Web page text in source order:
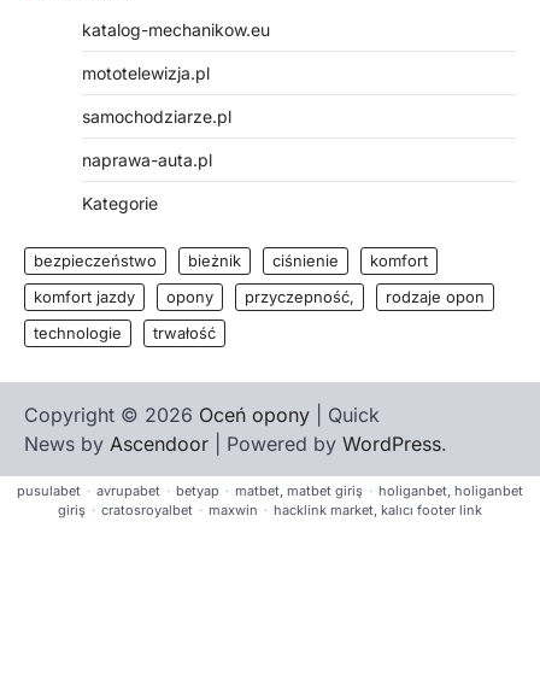
katalog-mechanikow.eu
mototelewizja.pl
samochodziarze.pl
naprawa-auta.pl
Kategorie
bezpieczeństwo bieżnik ciśnienie
komfort
komfort jazdy
opony przyczepność,
rodzaje opon
technologie
trwałość
Copyright © 2026 Oceń opony | Quick
News by Ascendoor | Powered by WordPress.
pusulabet · avrupabet · betyap · matbet, matbet giriş · holiganbet, holiganbet
giriş · cratosroyalbet · maxwin · hacklink market, kalıcı footer link